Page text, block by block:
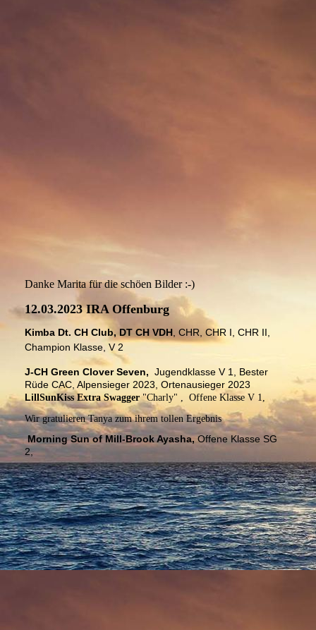
Danke Marita für die schöen Bilder :-)
12.03.2023 IRA Offenburg
Kimba Dt. CH Club, DT CH VDH, CHR, CHR I, CHR II,
Champion Klasse, V 2
J-CH Green Clover Seven, Jugendklasse V 1, Bester
Rüde CAC, Alpensieger 2023, Ortenausieger 2023
LillSunKiss Extra Swagger"Charly" , Offene Klasse V 1,
Wir gratulieren Tanya zum ihrem tollen Ergebnis
Morning Sun of Mill-Brook Ayasha,Offene Klasse SG
2,